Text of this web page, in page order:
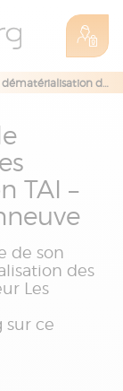
Choisir la solution de dématérialisation des processus de gestion TAI – Témoignage Maisonneuve
TAI –
de son
des
Les
sur ce